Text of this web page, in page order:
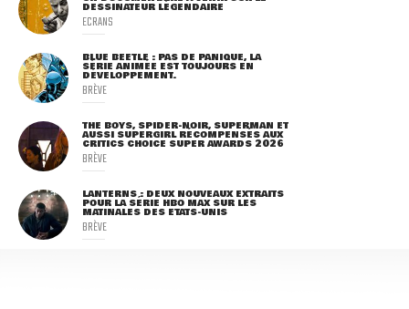
DESSINATEUR LÉGENDAIRE
ECRANS
BLUE BEETLE : PAS DE PANIQUE, LA
SÉRIE ANIMÉE EST TOUJOURS EN
DÉVELOPPEMENT.
BRÈVE
THE BOYS, SPIDER-NOIR, SUPERMAN ET
AUSSI SUPERGIRL RÉCOMPENSÉS AUX
CRITICS CHOICE SUPER AWARDS 2026
BRÈVE
LANTERNS : DEUX NOUVEAUX EXTRAITS
POUR LA SÉRIE HBO MAX SUR LES
MATINALES DES ETATS-UNIS
BRÈVE